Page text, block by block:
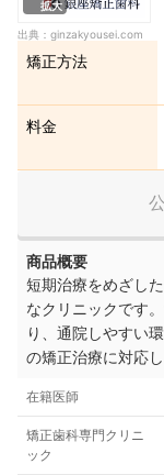
拡大
出典： ginzakyousei.com
矯正方法
料金
商品概要
短期治療をめざした
なクリニックです
り、通院しやすい
の矯正治療に対応
在籍医師
矯正歯科専門クリニ
ック